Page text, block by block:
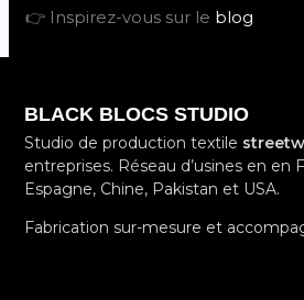
👉 Inspirez-vous sur le blog
BLACK BLOCS STUDIO
Studio de production textile
entreprises. Réseau d’usines en en
Espagne, Chine, Pakistan et USA.
Fabrication sur-mesure et